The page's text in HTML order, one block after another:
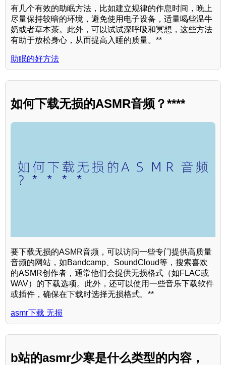
有几个有效的助眠方法，比如建立规律的作息时间，晚上
尽量保持较暗的环境，避免使用电子设备，适量喝些温牛
奶或者草本茶。此外，可以试试深呼吸和冥想，这些方法
有助于放松身心，从而提高入睡的质量。**
助眠的好方法
如何下载无损的ASMR音频？****
要下载无损的ASMR音频，可以访问一些专门提供高质量
音频的网站，如Bandcamp、SoundCloud等，搜索喜欢
的ASMR创作者，通常他们会提供无损格式（如FLAC或
WAV）的下载选项。此外，还可以使用一些音乐下载软件
或插件，确保在下载时选择无损格式。**
asmr下载 无损
b站的asmr少寒是什么类型的内容，